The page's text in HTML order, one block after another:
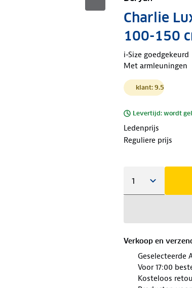
Charlie
100-150
i-Size goedgekeurd
Met armleuningen
klant: 9.5
Levertijd: wordt
Ledenprijs
Reguliere prijs
Verkoop en
Geselecteerde
Voor 17:00
Kosteloos